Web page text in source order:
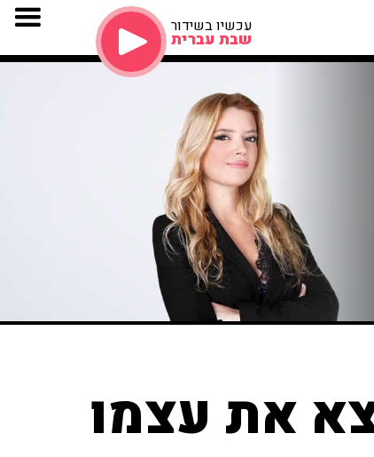
עכשיו בשידור
שבת עברית
את עצמו